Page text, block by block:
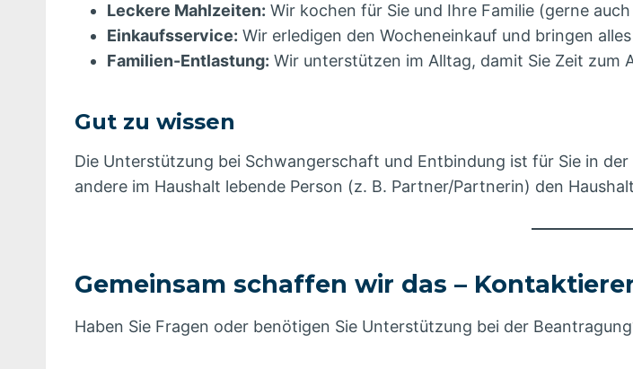
Leckere Mahlzeiten: Wir kochen für Sie und Ihre Familie (gerne
Einkaufsservice: Wir erledigen den Wocheneinkauf und bringen
Familien-Entlastung: Wir unterstützen im Alltag, damit Sie Zeit zum
Gut zu wissen
Die Unterstützung bei Schwangerschaft und Entbindung ist für Sie in der
andere im Haushalt lebende Person (z. B. Partner/Partnerin) den
Gemeinsam schaffen wir das –
Haben Sie Fragen oder benötigen Sie Unterstützung bei der